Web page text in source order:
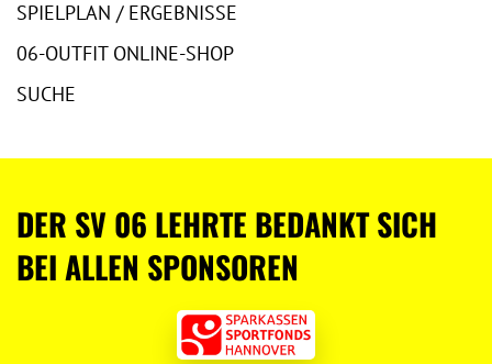
SPIELPLAN / ERGEBNISSE
06-OUTFIT ONLINE-SHOP
SUCHE
DER SV 06 LEHRTE BEDANKT SICH
BEI ALLEN SPONSOREN